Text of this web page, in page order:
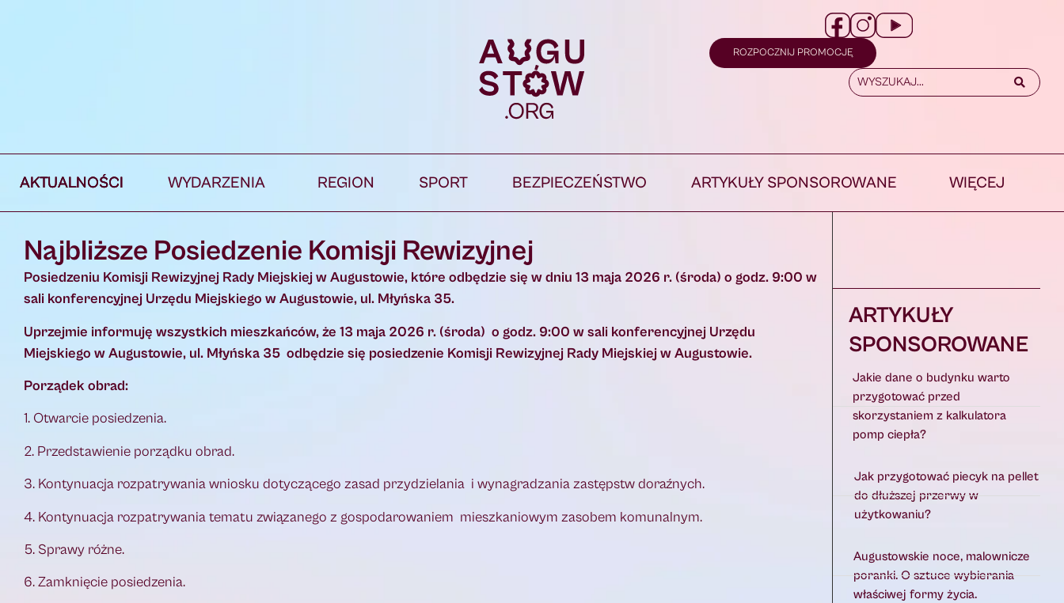
ROZPOCZNIJ PROMOCJĘ
AKTUALNOŚCI WYDARZENIA REGION SPORT BEZPIECZEŃSTWO ARTYKUŁY SPONSOROWANE WIĘCEJ
Najbliższe Posiedzenie Komisji Rewizyjnej
Posiedzeniu Komisji Rewizyjnej Rady Miejskiej w Augustowie, które odbędzie się w dniu 13 maja 2026 r. (środa) o godz. 9:00 w
sali konferencyjnej Urzędu Miejskiego w Augustowie, ul. Młyńska 35.
Uprzejmie informuję wszystkich mieszkańców, że 13 maja 2026 r. (środa) o godz. 9:00 w sali konferencyjnej Urzędu
Miejskiego w Augustowie, ul. Młyńska 35 odbędzie się posiedzenie Komisji Rewizyjnej Rady Miejskiej w Augustowie.
Porządek obrad:
1. Otwarcie posiedzenia.
2. Przedstawienie porządku obrad.
3. Kontynuacja rozpatrywania wniosku dotyczącego zasad przydzielania i wynagradzania zastępstw doraźnych.
4. Kontynuacja rozpatrywania tematu związanego z gospodarowaniem mieszkaniowym zasobem komunalnym.
5. Sprawy różne.
6. Zamknięcie posiedzenia.
ARTYKUŁY
SPONSOROWANE
Jakie dane o budynku warto
przygotować przed
skorzystaniem z kalkulatora
pomp ciepła?
Jak przygotować piecyk na pellet
do dłuższej przerwy w
użytkowaniu?
Augustowskie noce, malownicze
poranki. O sztuce wybierania
właściwej formy życia.